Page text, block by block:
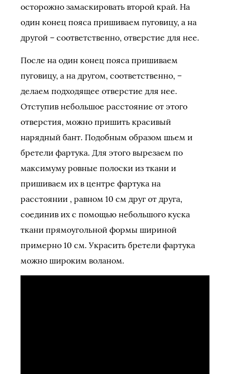
осторожно замаскировать второй край. На
один конец пояса пришиваем пуговицу, а на
другой – соответственно, отверстие для нее.
После на один конец пояса пришиваем
пуговицу, а на другом, соответственно, –
делаем подходящее отверстие для нее.
Отступив небольшое расстояние от этого
отверстия, можно пришить красивый
нарядный бант. Подобным образом шьем и
бретели фартука. Для этого вырезаем по
максимуму ровные полоски из ткани и
пришиваем их в центре фартука на
расстоянии , равном 10 см друг от друга,
соединив их с помощью небольшого куска
ткани прямоугольной формы шириной
примерно 10 см. Украсить бретели фартука
можно широким воланом.